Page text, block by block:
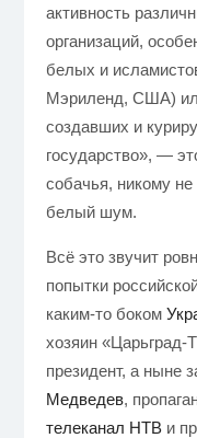
активность
организаций,
белых и
Мэриленд, США)
создавших и
государство», —
собачья, никому
белый шум.
Всё это звучит
попытки
каким-то боком
хозяин «Царьград-
президент, а ныне
Медведев,
телеканал НТВи